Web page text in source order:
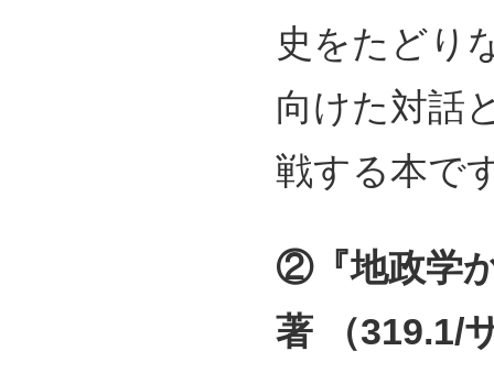
史をたどり
向けた対話
戦する本で
②『地政学
著 （319.1/